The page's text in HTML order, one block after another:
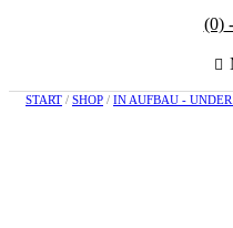
(0)-
START / SHOP / IN AUFBAU -